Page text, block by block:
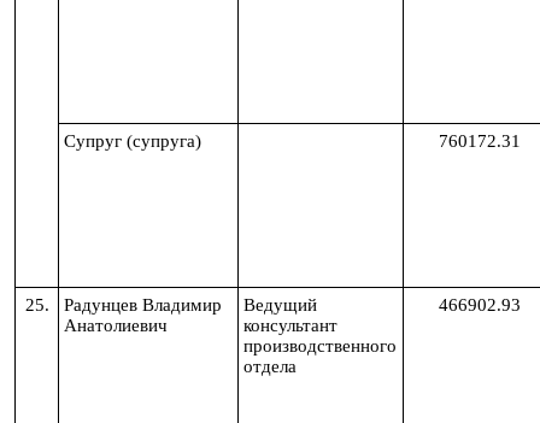
Супруг (супруга) 760172.31
25. Радунцев Владимир
Анатолиевич
Ведущий
консультант
производственного
отдела
466902.93